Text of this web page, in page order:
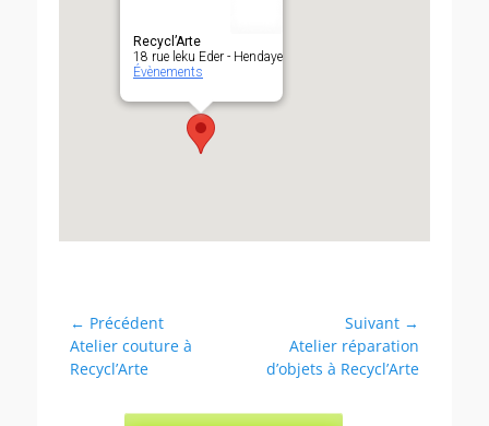
Recycl’Arte
18 rue leku Eder - Hendaye
Évènements
Navigation
de
l’article
← Précédent
Article
précédent :
Atelier couture à
Recycl’Arte
Suivant →
suivant :
Atelier réparation
d’objets à Recycl’Arte